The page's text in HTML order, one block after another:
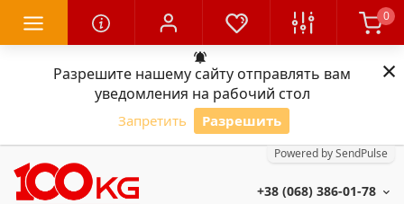
Разрешите нашему сайту отправлять вам
уведомления на рабочий стол
Запретить Разрешить
Powered by SendPulse
×
0
+38 (068) 386-01-78